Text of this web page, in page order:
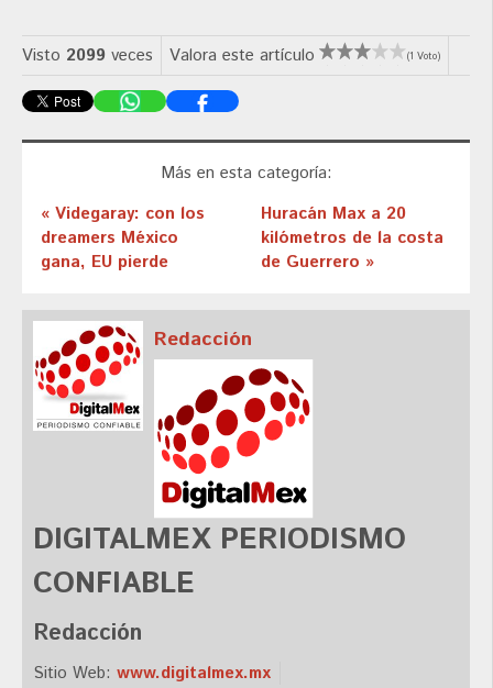
Visto 2099 veces Valora este artículo (1 Voto)
Más en esta categoría:
« Videgaray: con los
dreamers México
gana, EU pierde
Huracán Max a 20
kilómetros de la costa
de Guerrero »
Redacción
DIGITALMEX PERIODISMO
CONFIABLE
Redacción
Sitio Web: www.digitalmex.mx